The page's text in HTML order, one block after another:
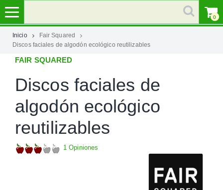
CUENTA
MARCAS
CATEGORÍAS
AYUDA
0
Inicio
Fair Squared
Discos faciales de algodón ecológico reutilizables
FAIR SQUARED
Discos faciales de
algodón ecológico
reutilizables
1 Opiniones